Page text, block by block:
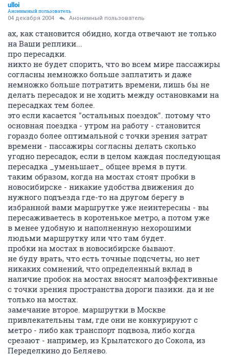
ulloi
Анонимный пользователь
04 декабря 2004 Анонимный пользователь
ах, как становится обидно, когда отвечают не только
на Ваши реплики...
про пересадки.
никто не будет спорить, что во всем мире пассажиры
согласны немножко больше заплатить и даже
немножко больше потратить времени, лишь бы не
делать пересадок и не ходить между остановками на
пересадках тем более.
это если касается "остальных поездок". потому что
основная поездка - утром на работу - становится
гораздо более оптимальной с точки зрения затрат
времени - пассажиры согласны делать сколько
угодно пересадок, если в целом каждая последующая
пересадка _уменьшает_ общее время в пути.
таким образом, когда на мостах стоят пробки в
новосибирске - никакие удобства движения до
нужного подъезда где-то на другом берегу в
избранной вами маршрутке уже неинтересны - вы
пересаживаетесь в коротенькое метро, а потом уже
в менее удобную и наполненную нехорошими
людьми маршрутку или что там будет.
пробки на мостах в новосибирске бывают.
не буду врать, что есть точные подсчеты, но нет
никаких сомнений, что определенный вклад в
наличие пробок на мостах вносят малоэффективные
с точки зрения пространства дороги пазики. да и не
только на мостах.
замечание второе. маршрутки в Москве
привлекательны там, где они не конкурируют с
метро - либо как транспорт подвоза, либо когда
срезают - например, из Крылатского до Сокола, из
Переделкино до Беляево.